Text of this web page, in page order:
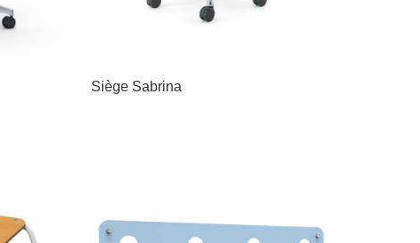
Siège Sabrina